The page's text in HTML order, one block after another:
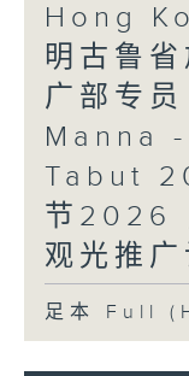
Hong
明古鲁
广部专
Manna
Tabut
节2026
观光推广
足本 Full